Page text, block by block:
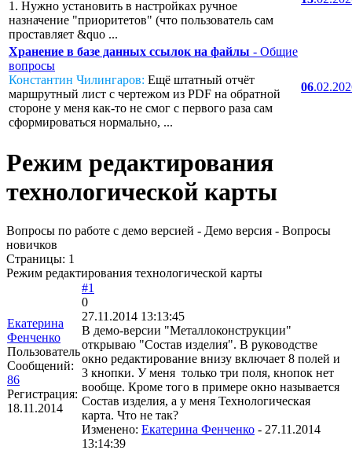
1. Нужно установить в настройках ручное
назначение "приоритетов" (что пользователь сам
проставляет &quo ...
Хранение в базе данных ссылок на файлы - Общие
вопросы
Константин Чилингаров: Ещё штатный отчёт
маршрутный лист с чертежом из PDF на обратной
стороне у меня как-то не смог с первого раза сам
сформироваться нормально, ...
06
Режим редактирования
технологической карты
Вопросы по работе с демо версией - Демо версия - Вопросы
новичков
Страницы: 1
Режим редактирования технологической карты
Екатерина
Фенченко
Пользователь
Сообщений:
86
Регистрация:
18.11.2014
#1
0
27.11.2014 13:13:45
В демо-версии "Металлоконструкции"
открываю "Состав изделия". В руководстве
окно редактирование внизу включает 8 полей и
3 кнопки. У меня только три поля, кнопок нет
вообще. Кроме того в примере окно называется
Состав изделия, а у меня Технологическая
карта. Что не так?
Изменено: Екатерина Фенченко - 27.11.2014
13:14:39